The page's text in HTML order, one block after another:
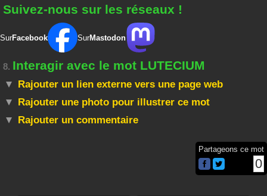
Suivez-nous sur les réseaux !
SurFacebook SurMastodon
8. Interagir avec le mot LUTECIUM
Rajouter un lien externe vers une page web
Rajouter une photo pour illustrer ce mot
Rajouter un commentaire
Partageons ce mot
0